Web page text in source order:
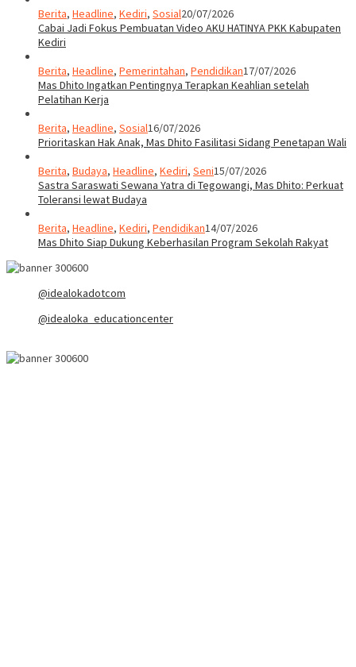
Berita, Headline, Kediri, Sosial20/07/2026
Cabai Jadi Fokus Pembuatan Video AKU HATINYA PKK Kabupaten
Kediri
Berita, Headline, Pemerintahan, Pendidikan17/07/2026
Mas Dhito Ingatkan Pentingnya Terapkan Keahlian setelah
Pelatihan Kerja
Berita, Headline, Sosial16/07/2026
Prioritaskan Hak Anak, Mas Dhito Fasilitasi Sidang Penetapan Wali
Berita, Budaya, Headline, Kediri, Seni15/07/2026
Sastra Saraswati Sewana Yatra di Tegowangi, Mas Dhito: Perkuat
Toleransi lewat Budaya
Berita, Headline, Kediri, Pendidikan14/07/2026
Mas Dhito Siap Dukung Keberhasilan Program Sekolah Rakyat
@idealokadotcom
@idealoka_educationcenter